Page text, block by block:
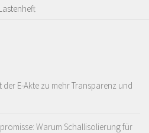
E-Akte zu mehr Transparenz und
Warum Schallisolierung für